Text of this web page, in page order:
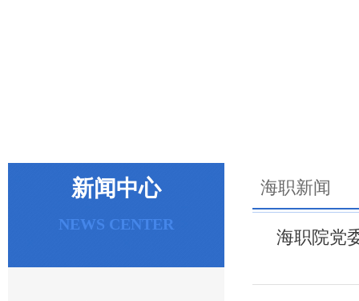
新闻中心
NEWS CENTER
海职新闻
海职院党